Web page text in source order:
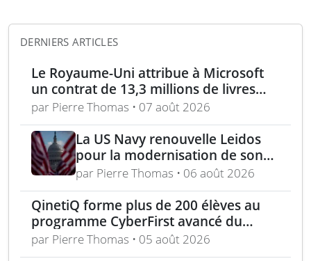
DERNIERS ARTICLES
Le Royaume-Uni attribue à Microsoft
un contrat de 13,3 millions de livres
pour l’analyse des menaces
par Pierre Thomas • 07 août 2026
La US Navy renouvelle Leidos
pour la modernisation de son
réseau mondial de
renseignement
par Pierre Thomas • 06 août 2026
QinetiQ forme plus de 200 élèves au
programme CyberFirst avancé du
National Cyber Security Centre
par Pierre Thomas • 05 août 2026